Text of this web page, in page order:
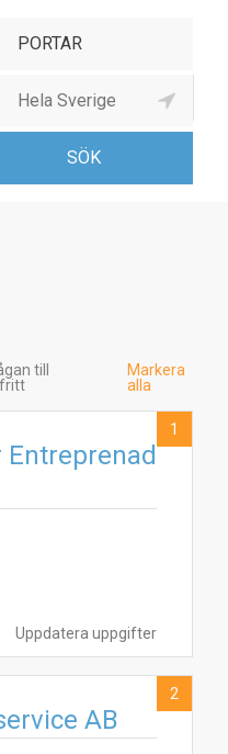
Dörrar, portar
till
Markera
alla
Uppdatera uppgifter
Entreprenad
1
AB
2